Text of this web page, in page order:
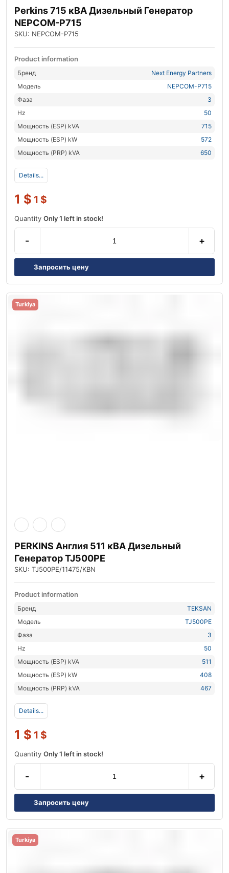
Perkins 715 кВА Дизельный Генератор
NEPCOM-P715
SKU: NEPCOM-P715
Product information
Бренд
Next Energy Partners
Модель
NEPCOM-P715
Фаза
3
Hz
50
Мощность (ESP) kVA
715
Мощность (ESP) kW
572
Мощность (PRP) kVA
650
Details...
1 $ 1 $
Quantity Only 1 left in stock!
- +
Запросить цену
Turkiya
PERKINS Англия 511 кВА Дизельный
Генератор TJ500PE
SKU: TJ500PE/11475/KBN
Product information
Бренд
TEKSAN
Модель
TJ500PE
Фаза
3
Hz
50
Мощность (ESP) kVA
511
Мощность (ESP) kW
408
Мощность (PRP) kVA
467
Details...
1 $ 1 $
Quantity Only 1 left in stock!
- +
Запросить цену
Turkiya